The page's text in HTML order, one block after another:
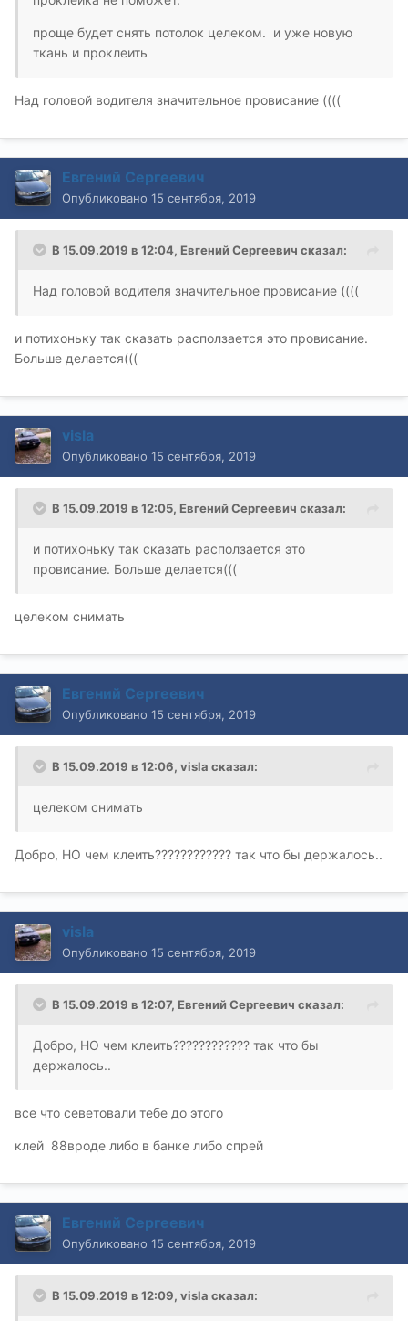
проще будет снять потолок целеком. и уже новую
ткань и проклеить
Над головой водителя значительное провисание ((((
Евгений Сергеевич
Опубликовано 15 сентября, 2019
В 15.09.2019 в 12:04, Евгений Сергеевич сказал:
Над головой водителя значительное провисание ((((
и потихоньку так сказать расползается это провисание.
Больше делается(((
visla
Опубликовано 15 сентября, 2019
В 15.09.2019 в 12:05, Евгений Сергеевич сказал:
и потихоньку так сказать расползается это
провисание. Больше делается(((
целеком снимать
Евгений Сергеевич
Опубликовано 15 сентября, 2019
В 15.09.2019 в 12:06, visla сказал:
целеком снимать
Добро, НО чем клеить???????????? так что бы держалось..
visla
Опубликовано 15 сентября, 2019
В 15.09.2019 в 12:07, Евгений Сергеевич сказал:
Добро, НО чем клеить???????????? так что бы
держалось..
все что севетовали тебе до этого
клей 88вроде либо в банке либо спрей
Евгений Сергеевич
Опубликовано 15 сентября, 2019
В 15.09.2019 в 12:09, visla сказал: